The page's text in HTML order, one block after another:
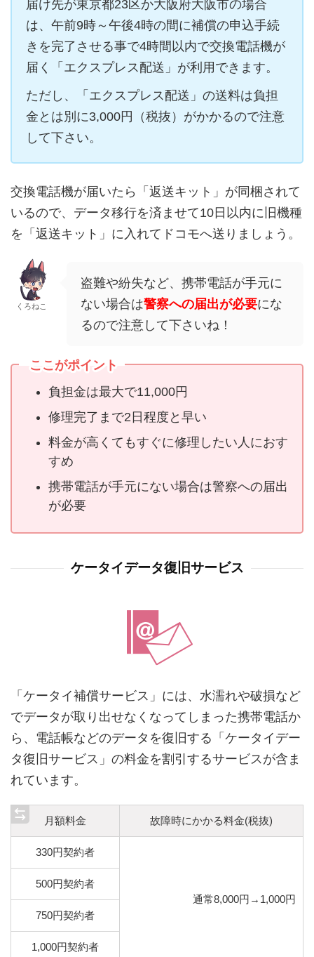
届け先が東京都23区か大阪府大阪市の場合
は、午前9時～午後4時の間に補償の申込手続
きを完了させる事で4時間以内で交換電話機が
届く「エクスプレス配送」が利用できます。
ただし、「エクスプレス配送」の送料は負担
金とは別に3,000円（税抜）がかかるので注意
して下さい。
交換電話機が届いたら「返送キット」が同梱されて
いるので、データ移行を済ませて10日以内に旧機種
を「返送キット」に入れてドコモへ送りましょう。
くろねこ
盗難や紛失など、携帯電話が手元に
ない場合は警察への届出が必要にな
るので注意して下さいね！
ここがポイント
負担金は最大で11,000円
修理完了まで2日程度と早い
料金が高くてもすぐに修理したい人におす
すめ
携帯電話が手元にない場合は警察への届出
が必要
ケータイデータ復旧サービス
「ケータイ補償サービス」には、水濡れや破損など
でデータが取り出せなくなってしまった携帯電話か
ら、電話帳などのデータを復旧する「ケータイデー
タ復旧サービス」の料金を割引するサービスが含ま
れています。
月額料金 故障時にかかる料金(税抜)
330円契約者
通常8,000円→1,000円
500円契約者
750円契約者
1,000円契約者